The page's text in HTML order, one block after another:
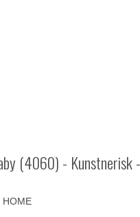
(4060) - Kunstnerisk
HOME